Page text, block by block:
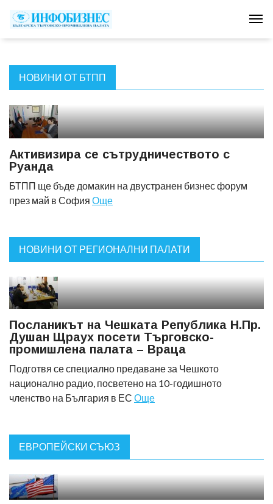
НОВИНИ ОТ БТПП
Активизира се сътрудничеството с
Руанда
БТПП ще бъде домакин на двустранен бизнес форум
през май в София Още
НОВИНИ ОТ РЕГИОНАЛНИ ПАЛАТИ
Посланикът на Чешката Република Н.Пр.
Душан Щраух посети Търговско-
промишлена палата – Враца
Подготвя се специално предаване за Чешкото
национално радио, посветено на 10-годишното
членство на България в ЕС Още
ЕВРОПЕЙСКИ СЪЮЗ